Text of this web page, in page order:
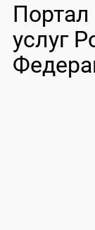
Портал
услуг